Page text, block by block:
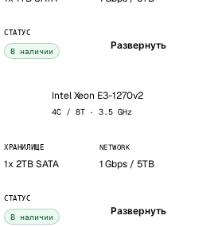
СТАТУС
В наличии Развернуть
Intel Xeon E3-1270v2
4C / 8T · 3.5 GHz
ХРАНИЛИЩЕ
1x 2TB SATA
NETWORK
1 Gbps / 5TB
СТАТУС
В наличии Развернуть